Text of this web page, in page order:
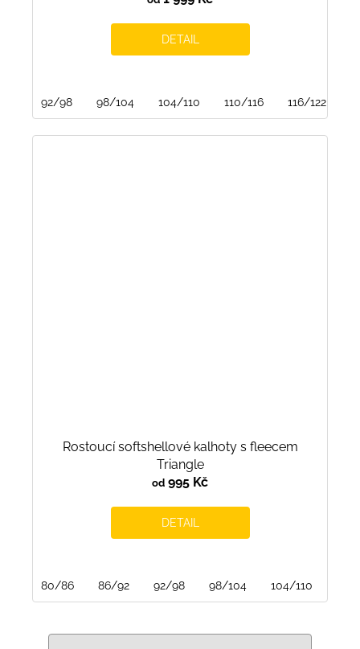
DETAIL
92/98 98/104 104/110 110/116 116/122
Rostoucí softshellové kalhoty s fleecem
Triangle
od 995 Kč
DETAIL
80/86 86/92 92/98 98/104 104/110